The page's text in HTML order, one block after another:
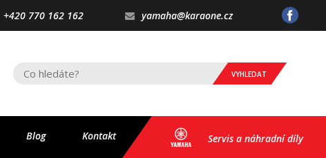
+420 770 162 162 yamaha@karaone.cz
VYHLEDAT
Blog Kontakt Servis a náhradní díly